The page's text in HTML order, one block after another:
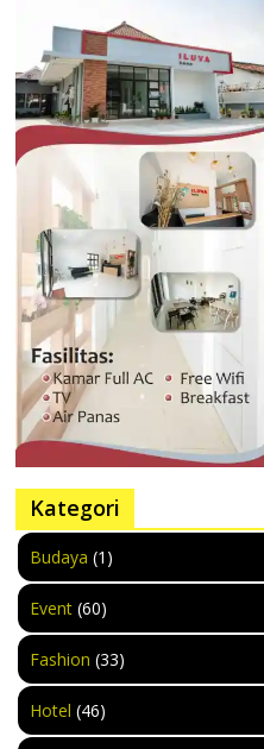
Kategori
Budaya (1)
Event (60)
Fashion (33)
Hotel (46)